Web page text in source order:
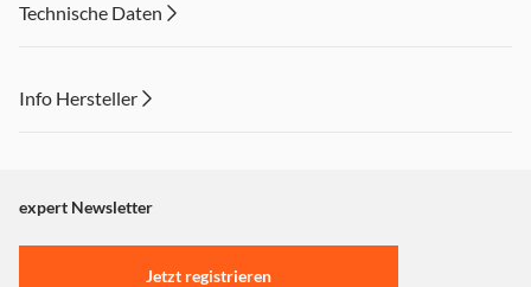
Universell an einer Vielzahl von Grills nutzbar
Technische Daten
Info Hersteller
"Marketing".
Einstellungen anpassen
expert Newsletter
Jetzt registrieren